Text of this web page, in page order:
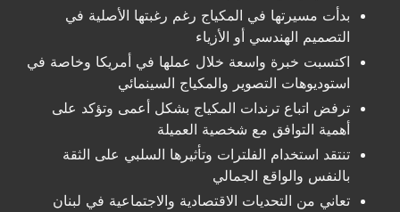
بدأت مسيرتها في المكياج رغم رغبتها الأصلية في
التصميم الهندسي أو الأزياء
اكتسبت خبرة واسعة خلال عملها في أمريكا وخاصة في
استوديوهات التصوير والمكياج السينمائي
ترفض اتباع ترندات المكياج بشكل أعمى وتؤكد على
أهمية التوافق مع شخصية العميلة
تنتقد استخدام الفلترات وتأثيرها السلبي على الثقة
بالنفس والواقع الجمالي
تعاني من التحديات الاقتصادية والاجتماعية في لبنان